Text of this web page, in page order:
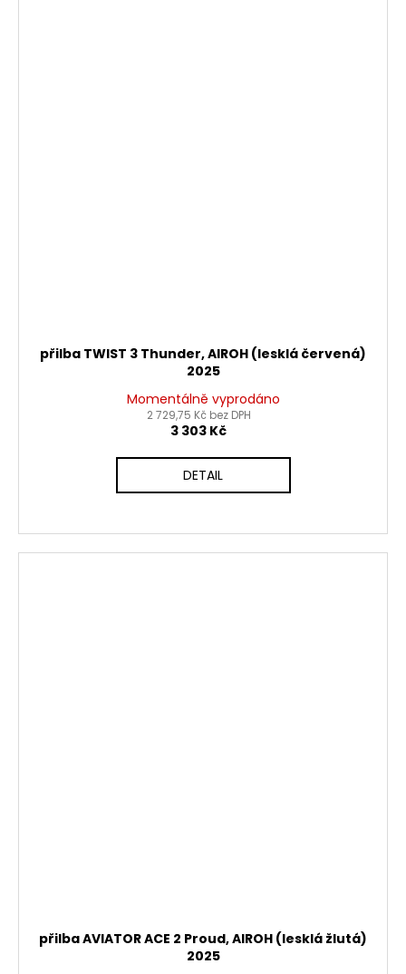
přilba TWIST 3 Thunder, AIROH (lesklá červená)
2025
Momentálně vyprodáno
2 729,75 Kč bez DPH
3 303 Kč
DETAIL
přilba AVIATOR ACE 2 Proud, AIROH (lesklá žlutá)
2025